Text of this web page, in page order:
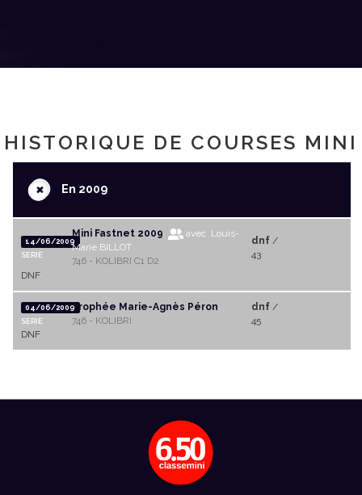
HISTORIQUE DE COURSES MINI
+En 2009
14/06/2009
SERIE
Mini Fastnet 2009
avec Louis-
Marie BILLOT
746 - KOLIBRI C1 D2
dnf/
43
DNF
04/06/2009
SERIE
Trophée Marie-Agnès Péron
746 - KOLIBRI
dnf/
45
DNF